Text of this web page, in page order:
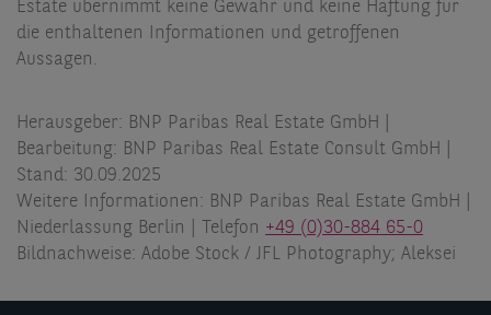
Estate übernimmt keine Gewähr und keine Haftung für
die enthaltenen Informationen und getroffenen
Aussagen.
Herausgeber: BNP Paribas Real Estate GmbH |
Bearbeitung: BNP Paribas Real Estate Consult GmbH |
Stand: 30.09.2025
Weitere Informationen: BNP Paribas Real Estate GmbH |
Niederlassung Berlin | Telefon +49 (0)30-884 65-0
Bildnachweise: Adobe Stock / JFL Photography; Aleksei